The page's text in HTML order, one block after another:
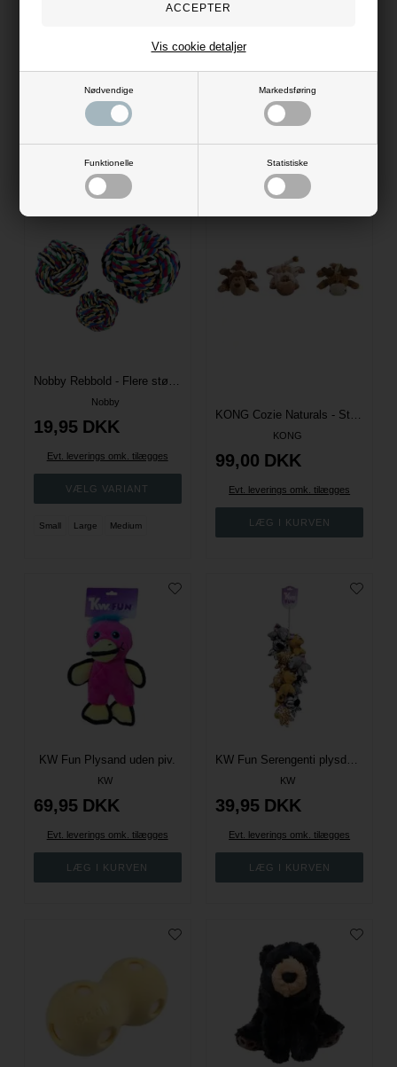
Nødvendige Markedsføring
Funktionelle Statistiske
Vis cookie detaljer
Evt. leverings omk. tilægges
129,00
L/XL M/L
Nobby
19,95 DKK
Evt. leverings omk. tilægges
Small Large Medium
KONG
99,00 DKK
Evt. leverings omk. tilægges
KW Fun Plysand uden piv.
KW
69,95 DKK
Evt. leverings omk. tilægges
KW Fun Serengenti plysdyr med piv - Ass.
KW
39,95 DKK
Evt. leverings omk. tilægges